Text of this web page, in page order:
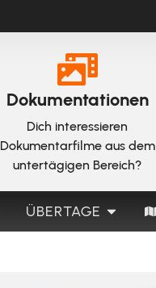
Dokumentationen
Dich interessieren
Dokumentarfilme aus dem
untertägigen Bereich?
ÜBERTAGE